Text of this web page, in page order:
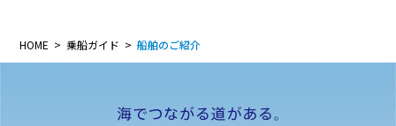
HOME 乗船ガイド 船舶のご紹介